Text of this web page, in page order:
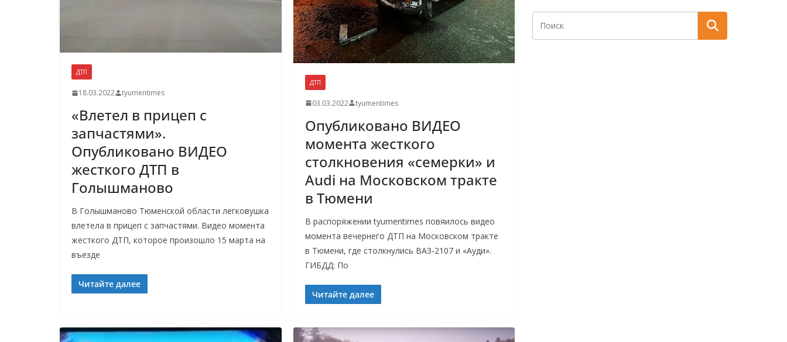
ДТП
18.03.2022 tyumentimes
«Влетел в прицеп с
запчастями».
Опубликовано ВИДЕО
жесткого ДТП в
Голышманово
В Голышманово Тюменской области легковушка
влетела в прицеп с запчастями. Видео момента
жесткого ДТП, которое произошло 15 марта на
въезде
Читайте далее
ДТП
03.03.2022 tyumentimes
Опубликовано ВИДЕО
момента жесткого
столкновения «семерки» и
Audi на Московском тракте
в Тюмени
В распоряжении tyumentimes повяилось видео
момента вечернего ДТП на Московском тракте
в Тюмени, где столкнулись ВАЗ-2107 и «Ауди».
ГИБДД: По
Читайте далее